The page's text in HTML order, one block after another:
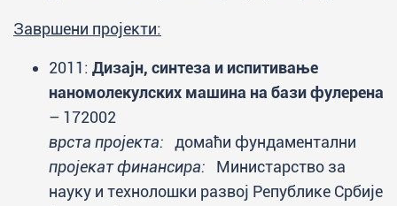
Завршени пројекти:
2011: Дизајн, синтеза и испитивање
наномолекулских машина на бази фулерена
– 172002
врста пројекта: домаћи фундаментални
пројекат финансира: Министарство за
науку и технолошки развој Републике Србије